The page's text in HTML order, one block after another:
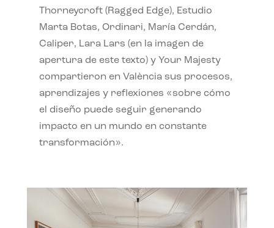
Thorneycroft (Ragged Edge), Estudio
Marta Botas, Ordinari, María Cerdán,
Caliper, Lara Lars (en la imagen de
apertura de este texto) y Your Majesty
compartieron en València sus procesos,
aprendizajes y reflexiones «sobre cómo
el diseño puede seguir generando
impacto en un mundo en constante
transformación».